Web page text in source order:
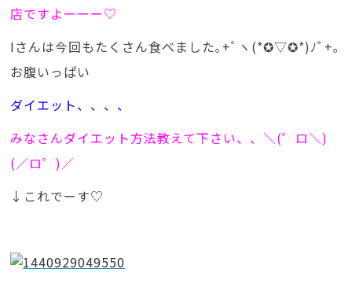
店ですよーーー♡
Iさんは今回もたくさん食べました｡+ﾟヽ(*✪▽✪*)ﾉﾟ+｡
お腹いっぱい
ダイエット、、、、
みなさんダイエット方法教えて下さい、、＼(゜ロ＼)
(／ロ゜)／
↓これでーす♡